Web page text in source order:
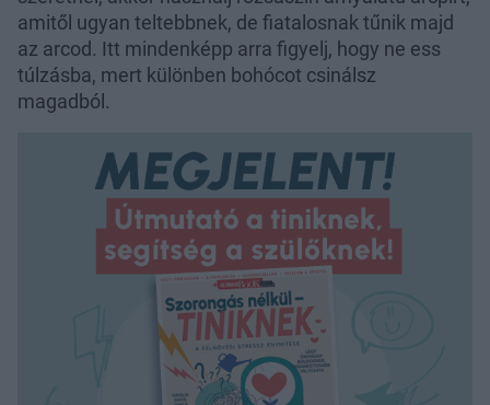
amitől ugyan teltebbnek, de fiatalosnak tűnik majd
az arcod. Itt mindenképp arra figyelj, hogy ne ess
túlzásba, mert különben bohócot csinálsz
magadból.